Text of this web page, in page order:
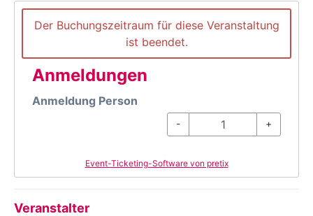
Der Buchungszeitraum für diese Veranstaltung
ist beendet.
Anmeldungen
Anmeldung Person
- +
Event-Ticketing-Software von pretix
Veranstalter